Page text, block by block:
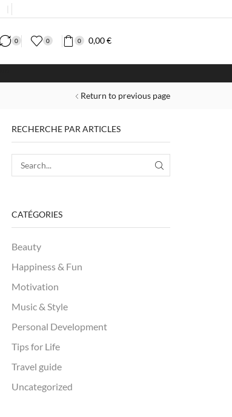
0 0 0 0,00€
Return to previous page
RECHERCHE PAR ARTICLES
CATÉGORIES
Beauty
Happiness & Fun
Motivation
Music & Style
Personal Development
Tips for Life
Travel guide
Uncategorized